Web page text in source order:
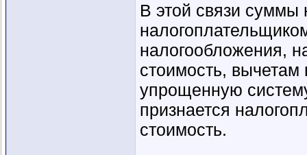
В этой связи суммы
налогообложения,
стоимость,
упрощенную
признается
стоимость.